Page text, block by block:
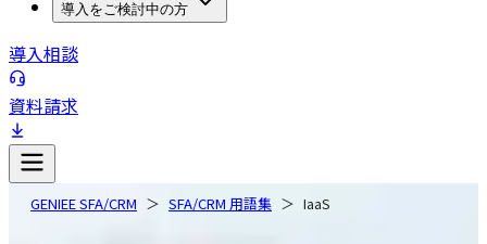
導入をご検討中の方
導入相談
資料請求
GENIEE SFA/CRM SFA/CRM 用語集 IaaS